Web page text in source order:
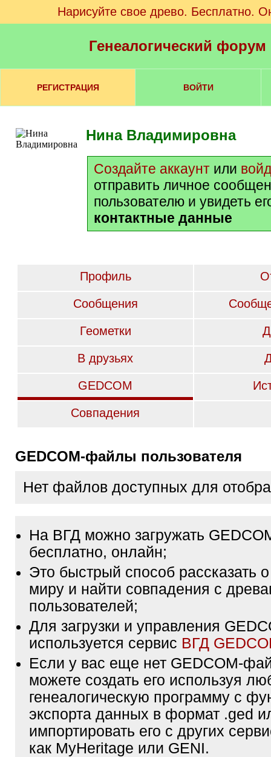
Нарисуйте свое древо. Бесплатно.
Генеалогический
РЕГИСТРАЦИЯ ВОЙТИ
Нина Владимировна
Создайте аккаунт или
отправить личное
пользователю и увидеть
контактные данные
Профиль
Сообщения
Геометки
В друзьях
GEDCOM
Совпадения
GEDCOM-файлы пользователя
Нет файлов доступных для
На ВГД можно загружать
бесплатно, онлайн;
Это быстрый способ рассказать
миру и найти совпадения с
пользователей;
Для загрузки и управления
используется сервис ВГД
Если у вас еще нет GEDCOM-
можете создать его используя
генеалогическую программу с
экспорта данных в формат .ged
импортировать его с других
как MyHeritage или GENI.